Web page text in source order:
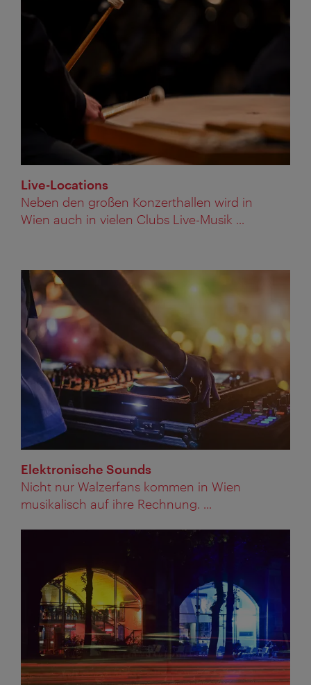
Live-Locations
Neben den großen Konzerthallen wird in
Wien auch in vielen Clubs Live-Musik ...
Elektronische Sounds
Nicht nur Walzerfans kommen in Wien
musikalisch auf ihre Rechnung. ...